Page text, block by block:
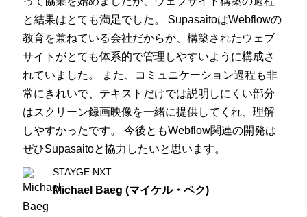
と結果はとても満足でした。 SupasaitoはWebflowの
教育を兼ねている会社だからか、構築されたウェブ
サイトがとても体系的で管理しやすいように構成さ
れていました。 また、コミュニケーション過程も非
常にきれいで、テキストだけでは説明しにくい部分
はスクリーン録画映像を一緒に提供してくれ、理解
しやすかったです。 今後ともWebflow関連の開発は
ぜひSupasaitoと協力したいと思います。
STAYGE NXT
Michael Baeg (マイケル・ペク)